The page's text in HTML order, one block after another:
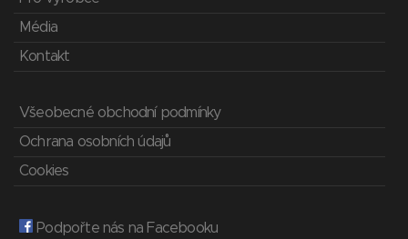
Média
Kontakt
Všeobecné obchodní podmínky
Ochrana osobních údajů
Cookies
Podpořte nás na Facebooku